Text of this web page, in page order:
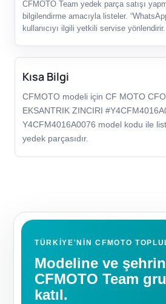
CFMOTO Team yedek parça satışı
bilgilendirme amacıyla listeler.
kullanıcıyı ilgili yetkili servise yönlendirir.
Kısa Bilgi
CFMOTO modeli için CF MOTO
EKSANTRIK ZINCIRI
Y4CFM4016A0076 model kodu ile
yedek parçasıdır.
TÜRKIYE'NIN CFMOTO
Modeline ve
CFMOTO Team
katıl.